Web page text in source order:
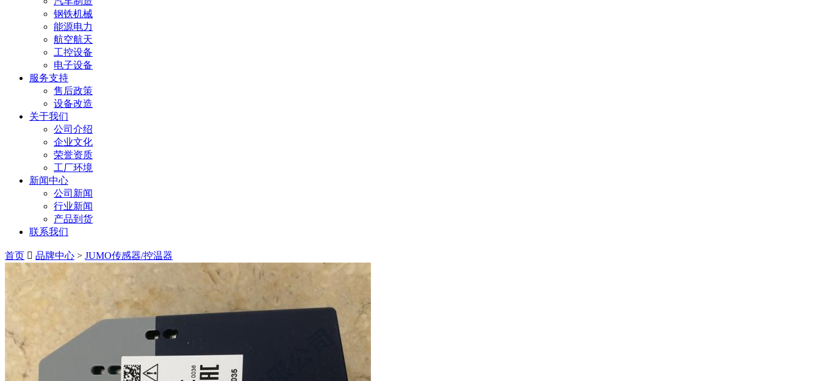
钢铁机械
能源电力
航空航天
工控设备
电子设备
服务支持
售后政策
设备改造
关于我们
公司介绍
企业文化
荣誉资质
工厂环境
新闻中心
公司新闻
行业新闻
产品到货
联系我们
首页 品牌中心 > JUMO传感器/控温器